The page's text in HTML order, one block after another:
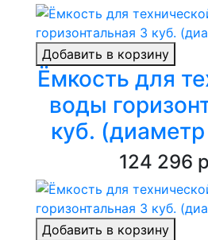
Добавить в корзину
Ёмкость для
воды
куб.
124 296
Добавить в корзину